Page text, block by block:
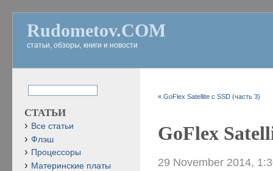
Rudometov.COM
статьи, обзоры, книги и новости
«GoFlex Satellite с SSD (часть 3)
GoFlex
29 November 2014,
СТАТЬИ
Все статьи
Флэш
Процессоры
Материнские платы